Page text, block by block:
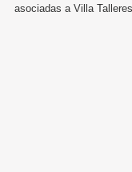
asociadas a Villa Talleres.